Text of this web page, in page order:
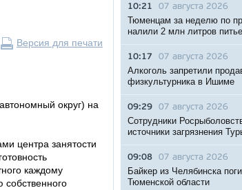
Версия для печати
округ) на
центра занятости
каждому
собственного
10:21 07 августа 2026
Тюменцам за неделю по
налили 2 млн литров
10:17 07 августа 2026
Алкоголь запретили
физкультурника в Ишиме
09:29 07 августа 2026
Сотрудники
источники загрязнения
09:08 07 августа 2026
Байкер из Челябинска
Тюменской области